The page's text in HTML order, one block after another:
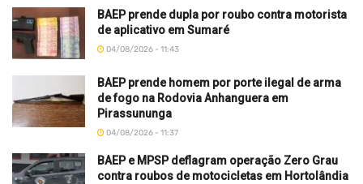
BAEP prende dupla por roubo contra motorista
de aplicativo em Sumaré
04/08/2026 - 11:43
BAEP prende homem por porte ilegal de arma
de fogo na Rodovia Anhanguera em
Pirassununga
04/08/2026 - 11:37
BAEP e MPSP deflagram operação Zero Grau
contra roubos de motocicletas em Hortolândia